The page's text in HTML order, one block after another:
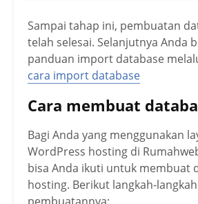
Sampai tahap ini, pembuatan
telah selesai. Selanjutnya Anda
panduan import database
cara import database
Cara membuat
Bagi Anda yang menggunakan
WordPress hosting di
bisa Anda ikuti untuk membuat
hosting. Berikut langkah-langkah
pembuatannya: